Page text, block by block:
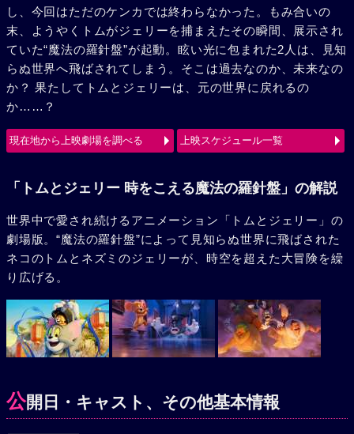
し、今回はただのケンカでは終わらなかった。もみ合いの
末、ようやくトムがジェリーを捕まえたその瞬間、展示され
ていた“魔法の羅針盤”が起動。眩い光に包まれた2人は、見知
らぬ世界へ飛ばされてしまう。そこは過去なのか、未来なの
か？ 果たしてトムとジェリーは、元の世界に戻れるの
か……？
現在地から上映劇場を調べる 上映スケジュール一覧
「トムとジェリー 時をこえる魔法の羅針盤」の解説
世界中で愛され続けるアニメーション「トムとジェリー」の
劇場版。“魔法の羅針盤”によって見知らぬ世界に飛ばされた
ネコのトムとネズミのジェリーが、時空を超えた大冒険を繰
り広げる。
公開日・キャスト、その他基本情報